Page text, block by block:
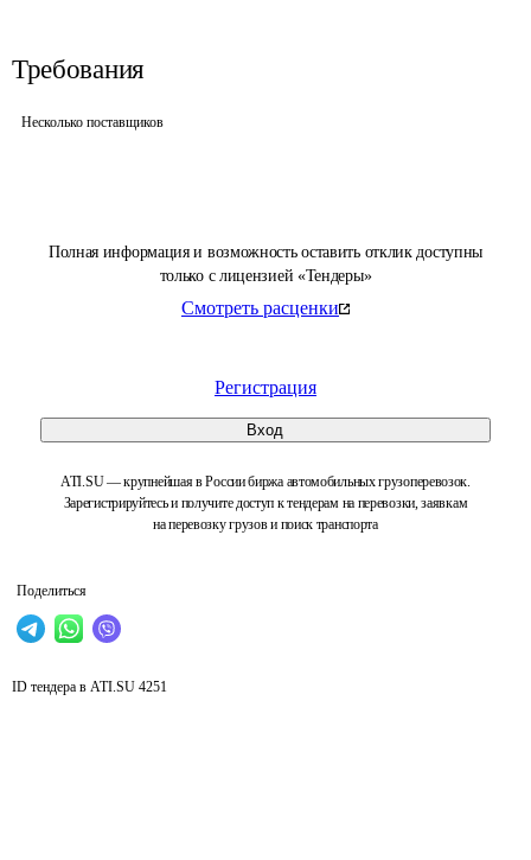
Полная информация и возможность оставить отклик доступны
только с лицензией «Тендеры»
Смотреть расценки
Регистрация
Вход
ATI.SU — крупнейшая в России биржа автомобильных грузоперевозок.
Зарегистрируйтесь и получите доступ к тендерам на перевозки, заявкам
на перевозку грузов и поиск транспорта
Поделиться
Требования
Несколько поставщиков
ID тендера в ATI.SU 4251